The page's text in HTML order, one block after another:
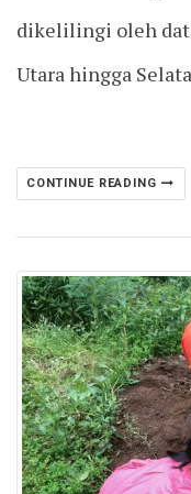
dikelilingi oleh
Utara hingga
CONTINUE READING